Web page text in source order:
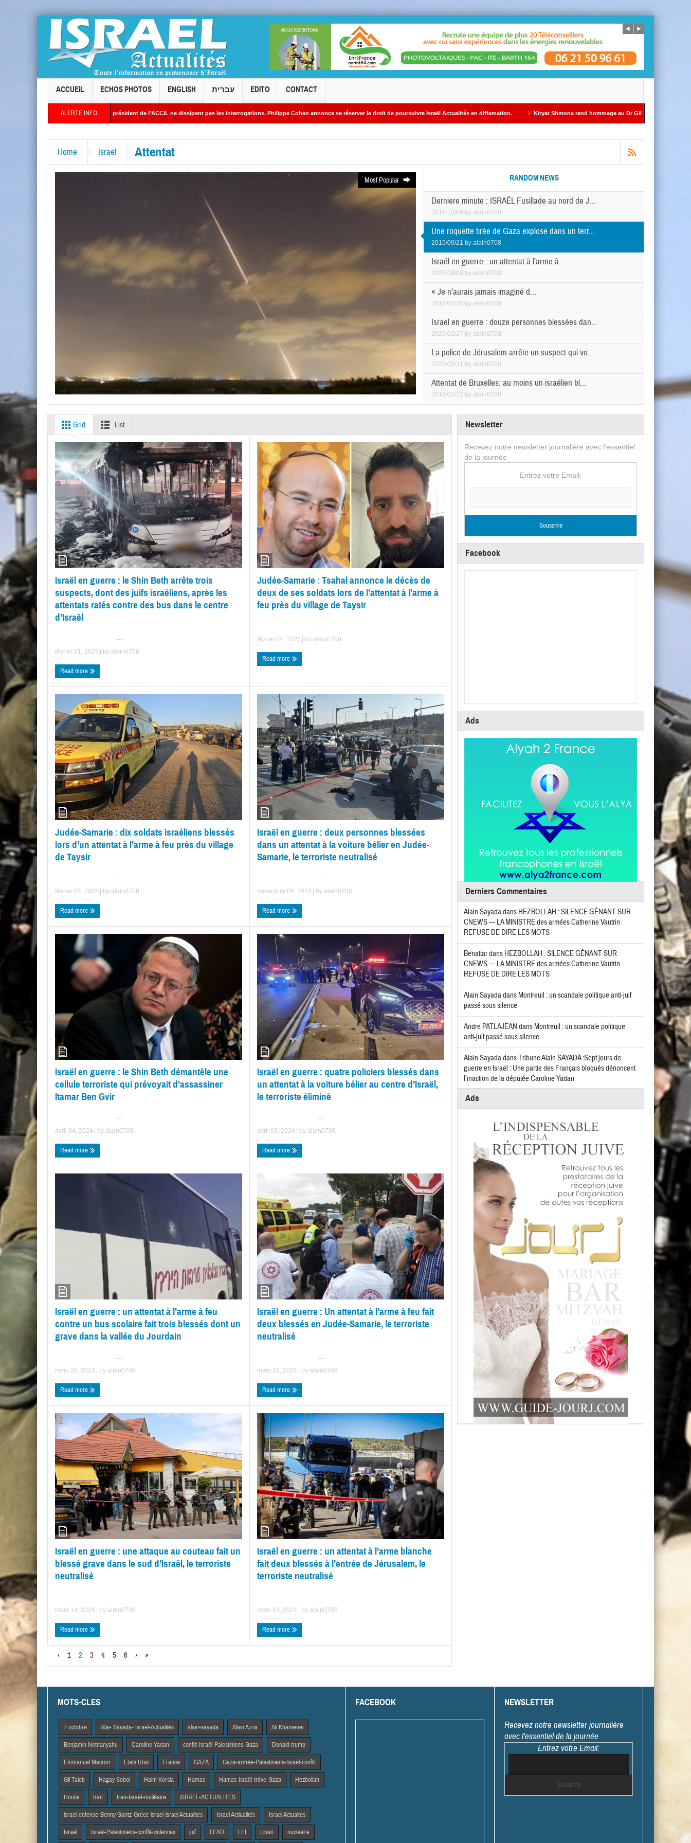
ACCUEIL ECHOS PHOTOS ENGLISH עִברִית EDITO CONTACT
ALERTE INFO
: les réponses du président de l’ACCIL ne dissipent pas les interrogations. Philippe Cohen annonce se réserver le droit de poursuivre Israël Actualités en diffamation. Kiryat Shmona rend hommage au Dr Gil Taïeb par Alain AZRIA
Home Israël Attentat
Most Popular RANDOM NEWS
Derniere minute : ISRAËL Fusillade au nord de J...
2016/10/09 by alain0708
Une roquette tirée de Gaza explose dans un terr...
2015/09/21 byalain0708
Israël en guerre : un attentat à l’arme à...
2025/09/08 by alain0708
« Je n’aurais jamais imaginé d...
2016/02/25 by alain0708
Israël en guerre : douze personnes blessées dan...
2025/02/27 by alain0708
La police de Jérusalem arrête un suspect qui vo...
2022/05/31 by alain0708
Attentat de Bruxelles: au moins un israélien bl...
2016/03/22 by alain0708
Grid List
Israël en guerre : le Shin Beth arrête trois
suspects, dont des juifs israéliens, après les
attentats ratés contre des bus dans le centre
d’Israël
février 21, 2025 | by alain0708
Read more
Judée-Samarie : Tsahal annonce le décès de
deux de ses soldats lors de l’attentat à l’arme à
feu près du village de Taysir
février 04, 2025 | by alain0708
Read more
Judée-Samarie : dix soldats israéliens blessés
lors d’un attentat à l’arme à feu près du village
de Taysir
février 04, 2025 | by alain0708
Read more
Israël en guerre : deux personnes blessées
dans un attentat à la voiture bélier en Judée-
Samarie, le terroriste neutralisé
novembre 06, 2024 | by alain0708
Read more
Israël en guerre : le Shin Beth démantèle une
cellule terroriste qui prévoyait d’assassiner
Itamar Ben Gvir
avril 04, 2024 | by alain0708
Read more
Israël en guerre : quatre policiers blessés dans
un attentat à la voiture bélier au centre d’Israël,
le terroriste éliminé
avril 03, 2024 | by alain0708
Read more
Israël en guerre : un attentat à l’arme à feu
contre un bus scolaire fait trois blessés dont un
grave dans la vallée du Jourdain
mars 28, 2024 | by alain0708
Read more
Israël en guerre : Un attentat à l’arme à feu fait
deux blessés en Judée-Samarie, le terroriste
neutralisé
mars 19, 2024 | by alain0708
Read more
Israël en guerre : une attaque au couteau fait un
blessé grave dans le sud d’Israël, le terroriste
neutralisé
mars 14, 2024 | by alain0708
Read more
Israël en guerre : un attentat à l’arme blanche
fait deux blessés à l’entrée de Jérusalem, le
terroriste neutralisé
mars 13, 2024 | by alain0708
Read more
‹ 1 2 3 4 5 6 › »
Newsletter
Recevez notre newsletter journalière avec l'essentiel
de la journée
Entrez votre Email:
Facebook
Ads
Derniers Commentaires
Alain Sayadadans HEZBOLLAH : SILENCE GÊNANT SUR
CNEWS — LA MINISTRE des armées Catherine Vautrin
REFUSE DE DIRE LES MOTS
Benattardans HEZBOLLAH : SILENCE GÊNANT SUR
CNEWS — LA MINISTRE des armées Catherine Vautrin
REFUSE DE DIRE LES MOTS
Alain Sayadadans Montreuil : un scandale politique anti-juif
passé sous silence
Andre PATLAJEAN dans Montreuil : un scandale politique
anti-juif passé sous silence
Alain SayadadansTribune Alain SAYADA :Sept jours de
guerre en Israël : Une partie des Français bloqués dénoncent
l’inaction de la députée Caroline Yadan
Ads
MOTS-CLES
7 octobre Alai- Sayada- Israel-Actualités alain-sayada Alain Azria Ali Khamenei
Benjamin Netnanyahu Caroline Yadan conflit-Israël-Palestiniens-Gaza Donald trump
Emmanuel Macron Etats Unis France GAZA Gaza-armée-Palestiniens-Israël-conflit
Gil Taieb Hagay Sobol Haim Korsia Hamas Hamas-Israël-trêve-Gaza Hezbollah
Houtis Iran Iran-Israël-nucléaire iSRAEL-ACTUALITES
israel-defense-Benny Gantz-Grece-israel-israel Actualites Israel Actiualités Israel Actuaites
Israël Israël-Palestiniens-conflit-violences juif LEAD LFI Liban nucleaire
FACEBOOK NEWSLETTER
Recevez notre newsletter journalière
avec l'essentiel de la journée
Entrez votre Email: